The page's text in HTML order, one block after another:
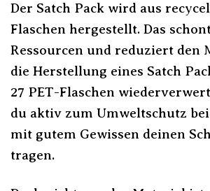
Der Satch Pack wird aus
Flaschen hergestellt. Das
Ressourcen und reduziert den
die Herstellung eines Satch
27 PET-Flaschen
du aktiv zum Umweltschutz
mit gutem Gewissen deinen
tragen.